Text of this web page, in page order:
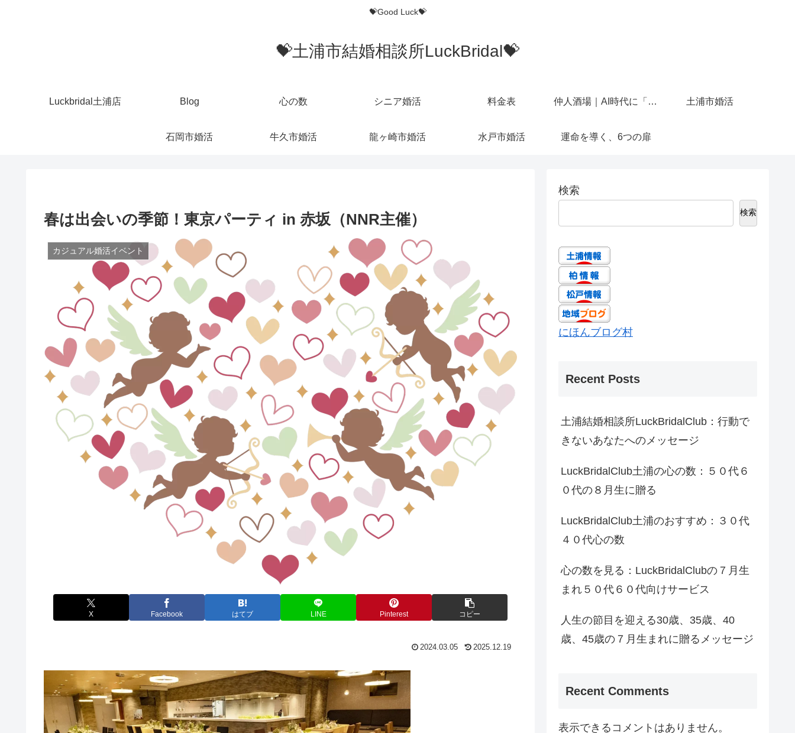
💝Good Luck💝
💝土浦市結婚相談所LuckBridal💝
Luckbridal土浦店 Blog 心の数 シニア婚活 料金表 仲人酒場｜AI時代に「人と話せる場所」を作りたかった 土浦市婚活
石岡市婚活 牛久市婚活 龍ヶ崎市婚活 水戸市婚活 運命を導く、6つの扉
春は出会いの季節！東京パーティ in 赤坂（NNR主催）
カジュアル婚活イベント
X Facebook はてブ LINE Pinterest コピー
2024.03.05 2025.12.19
検索
検索
にほんブログ村
Recent Posts
土浦結婚相談所LuckBridalClub：行動で
きないあなたへのメッセージ
LuckBridalClub土浦の心の数：５０代６
０代の８月生に贈る
LuckBridalClub土浦のおすすめ：３０代
４０代心の数
心の数を見る：LuckBridalClubの７月生
まれ５０代６０代向けサービス
人生の節目を迎える30歳、35歳、40
歳、45歳の７月生まれに贈るメッセージ
Recent Comments
表示できるコメントはありません。